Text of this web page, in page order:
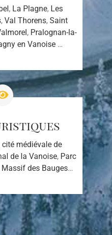
, La Plagne, Les
, Val Thorens, Saint
, Pralognan-la-
en Vanoise…
cité médiévale de
de la Vanoise, Parc
des Bauges…